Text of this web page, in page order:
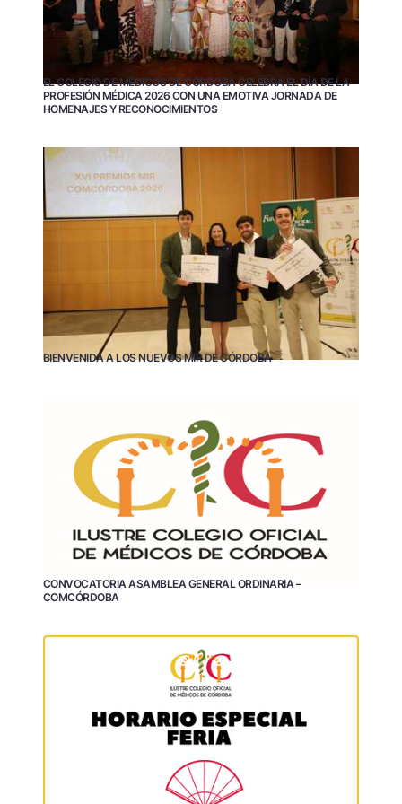
EL COLEGIO DE MÉDICOS DE CÓRDOBA CELEBRA EL DÍA DE LA
PROFESIÓN MÉDICA 2026 CON UNA EMOTIVA JORNADA DE
HOMENAJES Y RECONOCIMIENTOS
BIENVENIDA A LOS NUEVOS MIR DE CÓRDOBA
CONVOCATORIA ASAMBLEA GENERAL ORDINARIA –
COMCÓRDOBA